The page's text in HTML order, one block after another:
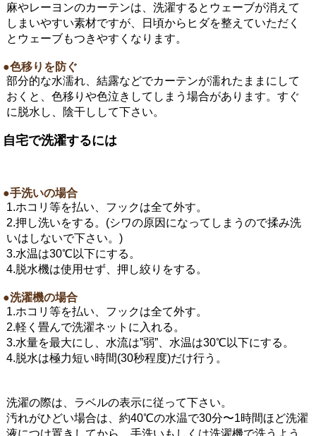
麻やレーヨンのカーテンは、洗濯するとウェーブが消えて
しまいやすい素材ですが、日頃からヒダを整えていただく
とウェーブもつきやすくなります。
●色移りを防ぐ
部分的な水濡れ、結露などでカーテンが濡れたままにして
おくと、色移りや色泣きしてしまう場合があります。すぐ
に脱水し、陰干しして下さい。
自宅で洗濯するには
●手洗いの場合
1.ホコリ等を払い、フックは全て外す。
2.押し洗いをする。(シワの原因になってしまうので揉み洗
いはしないで下さい。)
3.水温は30℃以下にする。
4.脱水機は使用せず、押し絞りをする。
●洗濯機の場合
1.ホコリ等を払い、フックは全て外す。
2.軽く畳んで洗濯ネットに入れる。
3.水量を最大にし、水流は”弱”、水温は30℃以下にする。
4.脱水は極力短い時間(30秒程度)だけ行う。
洗濯の際は、ラベルの表示に従って下さい。
汚れがひどい場合は、約40℃の水温で30分〜1時間ほど洗濯
液につけ置きしてから、手洗いもしくは洗濯機で洗うよう